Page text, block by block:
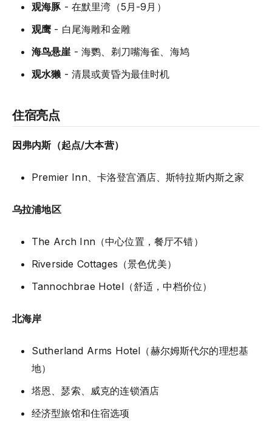
观海豚- 在默里湾（5月-9月）
观鹰 - 白尾海雕和金雕
海鸟悬崖 - 海鹦、剃刀嘴海雀、海鸠
观水獭 - 清晨或黄昏为最佳时机
住宿亮点
因弗内斯（起点/大本营）
Premier Inn、卡洛登宫酒店、斯特拉斯内斯之家
乌拉浦地区
The Arch Inn（中心位置，餐厅不错）
Riverside Cottages（景色优美）
Tannochbrae Hotel（舒适，中档价位）
北海岸
Sutherland Arms Hotel（赫尔姆斯代尔的理想基
地）
塔恩、瑟索、威克的连锁酒店
经济型旅馆和住宿选项